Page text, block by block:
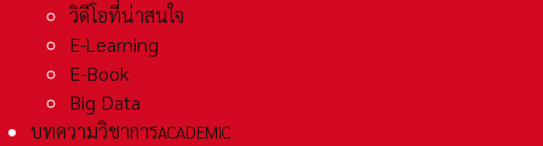
วิดีโอที่น่าสนใจ
E-Learning
E-Book
Big Data
บทความวิชาการACADEMIC